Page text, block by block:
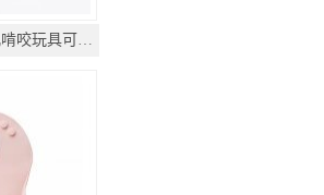
磨牙棒牙胶硅胶新生儿啃咬玩具可水煮